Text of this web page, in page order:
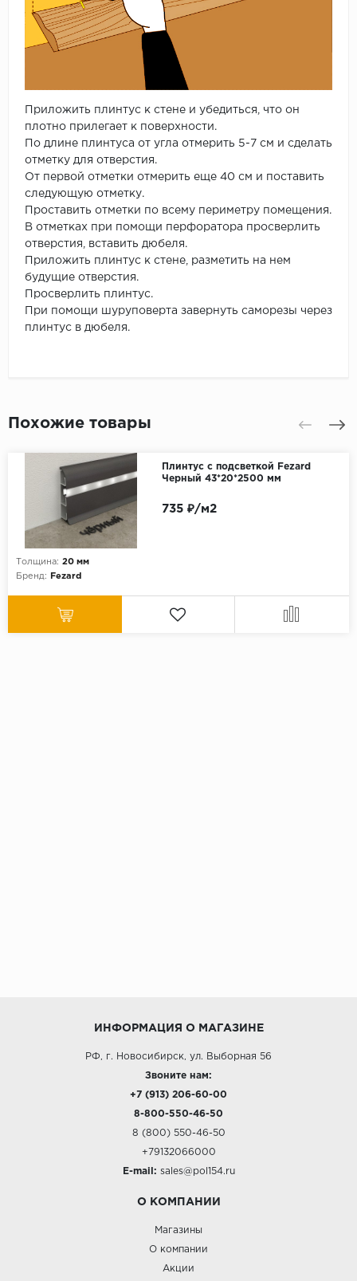
Приложить плинтус к стене и убедиться, что он
плотно прилегает к поверхности.
По длине плинтуса от угла отмерить 5-7 см и сделать
отметку для отверстия.
От первой отметки отмерить еще 40 см и поставить
следующую отметку.
Проставить отметки по всему периметру помещения.
В отметках при помощи перфоратора просверлить
отверстия, вставить дюбеля.
Приложить плинтус к стене, разметить на нем
будущие отверстия.
Просверлить плинтус.
При помощи шуруповерта завернуть саморезы через
плинтус в дюбеля.
Похожие товары
Плинтус с подсветкой Fezard
Черный 43*20*2500 мм
Толщина: 20 мм
Бренд:
Fezard
735 ₽/м2
ИНФОРМАЦИЯ О МАГАЗИНЕ
РФ, г. Новосибирск, ул. Выборная 56
Звоните нам:
+7 (913) 206-60-00
8-800-550-46-50
8 (800) 550-46-50
+79132066000
E-mail: sales@pol154.ru
О КОМПАНИИ
Магазины
О компании
Акции